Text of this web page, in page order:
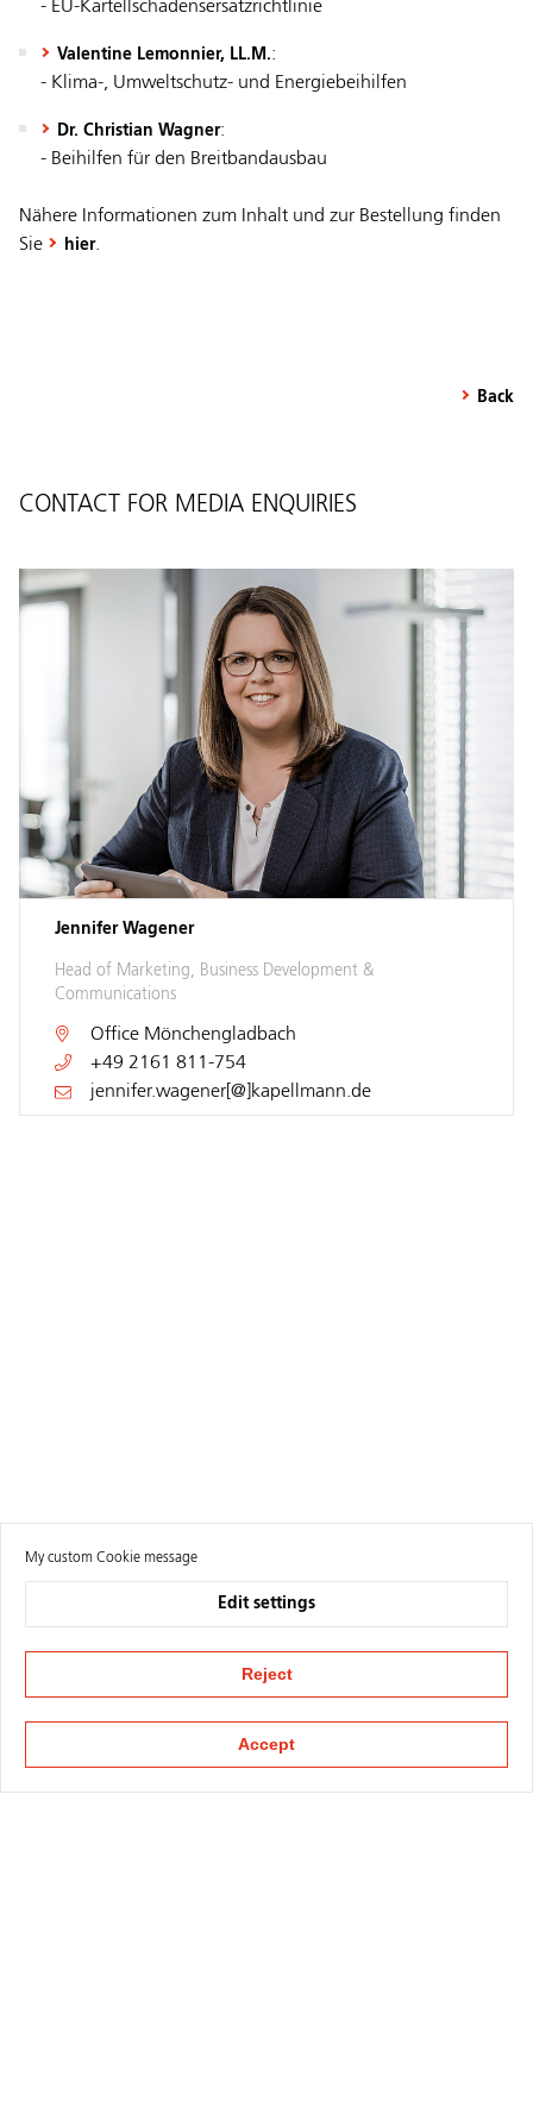
- EU-Kartellschadensersatzrichtlinie
Valentine Lemonnier, LL.M.:
- Klima-, Umweltschutz- und Energiebeihilfen
Dr. Christian Wagner:
- Beihilfen für den Breitbandausbau
Nähere Informationen zum Inhalt und zur Bestellung finden
Sie
hier.
Back
CONTACT FOR MEDIA ENQUIRIES
Jennifer Wagener
Head of Marketing, Business Development &
Communications
Office Mönchengladbach
+49 2161 811-754
jennifer.wagener[@]kapellmann.de
My custom Cookie message
Edit settings
Reject
Accept